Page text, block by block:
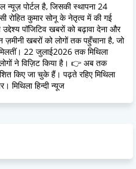
न्यूज़ पोर्टल है, जिसकी स्थापना 24
रोहित कुमार सोनू के नेतृत्व में की गई
पॉजिटिव खबरों को बढ़ावा देना और
खबरों को लोगों तक पहुँचाना है, जो
22 जुलाई2026 तक मिथिला
ने विज़िट किया है। 👉 अब तक
किए जा चुके हैं। पढ़ते रहिए मिथिला
हिन्दी न्यूज